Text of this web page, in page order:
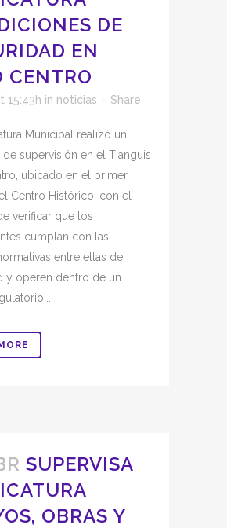
DE
EN
CENTRO
15:43h in noticias Share
Municipal realizó un
supervisión en el Tianguis
ubicado en el primer
Centro Histórico, con el
verificar que los
cumplan con las
entre ellas de
y operen dentro de un
SUPERVISA
OBRAS Y